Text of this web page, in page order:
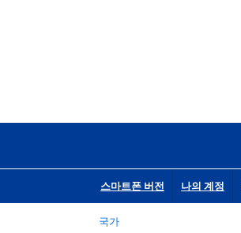
스마트폰 버전 나의 계정
국가